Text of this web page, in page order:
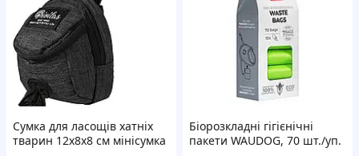
Сумка для ласощів хатніх
тварин 12х8х8 см мінісумка
Біорозкладні гігієнічні
пакети WAUDOG, 70 шт./уп.